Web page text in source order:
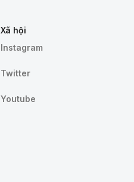
Xã hội
Instagram
Twitter
Youtube